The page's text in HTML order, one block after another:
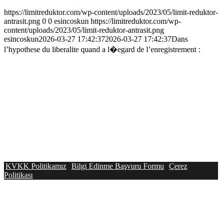
https://limitreduktor.com/wp-content/uploads/2023/05/limit-reduktor-
antrasit.png 0 0 esincoskun https://limitreduktor.com/wp-
content/uploads/2023/05/limit-reduktor-antrasit.png
esincoskun2026-03-27 17:42:372026-03-27 17:42:37Dans
l’hypothese du liberalite quand a l�egard de l’enregistrement :
KVKK Politikamız Bilgi Edinme Başvuru Formu
Çerez
Politikası